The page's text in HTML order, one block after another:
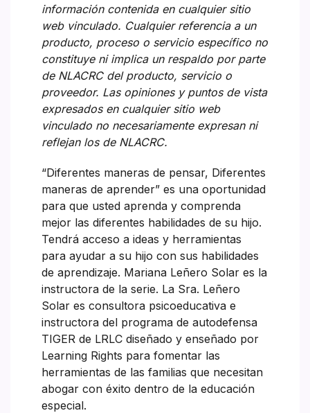
información contenida en cualquier sitio
web vinculado. Cualquier referencia a un
producto, proceso o servicio específico no
constituye ni implica un respaldo por parte
de NLACRC del producto, servicio o
proveedor. Las opiniones y puntos de vista
expresados en cualquier sitio web
vinculado no necesariamente expresan ni
reflejan los de NLACRC.
“Diferentes maneras de pensar, Diferentes
maneras de aprender” es una oportunidad
para que usted aprenda y comprenda
mejor las diferentes habilidades de su hijo.
Tendrá acceso a ideas y herramientas
para ayudar a su hijo con sus habilidades
de aprendizaje. Mariana Leñero Solar es la
instructora de la serie. La Sra. Leñero
Solar es consultora psicoeducativa e
instructora del programa de autodefensa
TIGER de LRLC diseñado y enseñado por
Learning Rights para fomentar las
herramientas de las familias que necesitan
abogar con éxito dentro de la educación
especial.